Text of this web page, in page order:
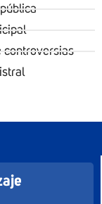
controversias